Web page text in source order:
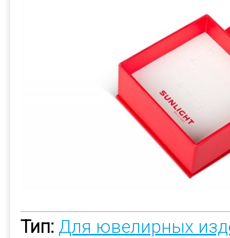
Тип: Для ювелирных